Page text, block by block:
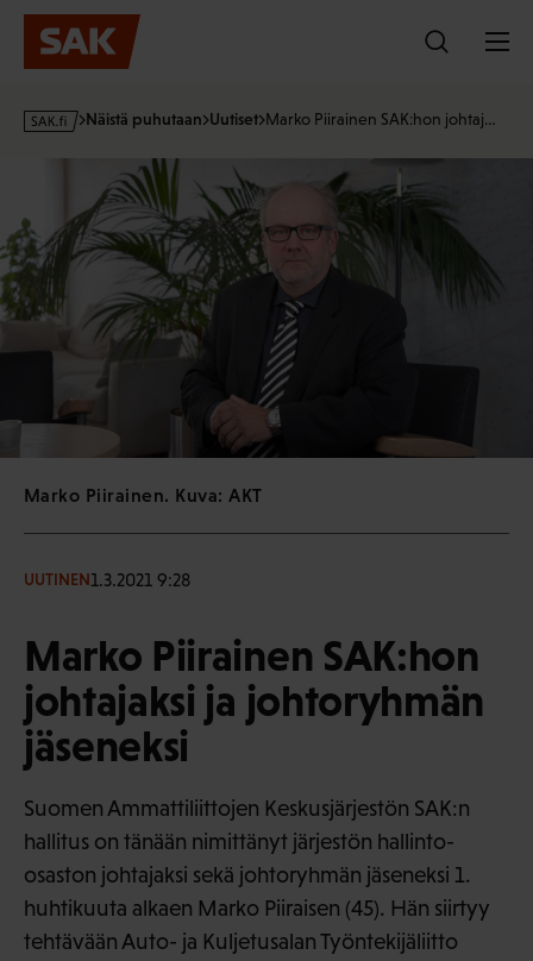
Hyppää
sisältöön
s
f
i
Näistä puhutaan Uutiset Marko Piirainen SAK:hon johtaj…
Marko Piirainen. Kuva: AKT
UUTINEN1.3.2021 9:28
Marko Piirainen SAK:hon
johtajaksi ja johtoryhmän
jäseneksi
Suomen Ammattiliittojen Keskusjärjestön SAK:n
hallitus on tänään nimittänyt järjestön hallinto-
osaston johtajaksi sekä johtoryhmän jäseneksi 1.
huhtikuuta alkaen Marko Piiraisen (45). Hän siirtyy
tehtävään Auto- ja Kuljetusalan Työntekijäliitto